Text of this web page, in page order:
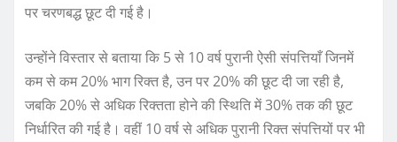
पर चरणबद्ध छूट दी गई है।
उन्होंने विस्तार से बताया कि 5 से 10 वर्ष पुरानी ऐसी संपत्तियाँ जिनमें
कम से कम 20% भाग रिक्त है, उन पर 20% की छूट दी जा रही है,
जबकि 20% से अधिक रिक्तता होने की स्थिति में 30% तक की छूट
निर्धारित की गई है। वहीं 10 वर्ष से अधिक पुरानी रिक्त संपत्तियों पर भी